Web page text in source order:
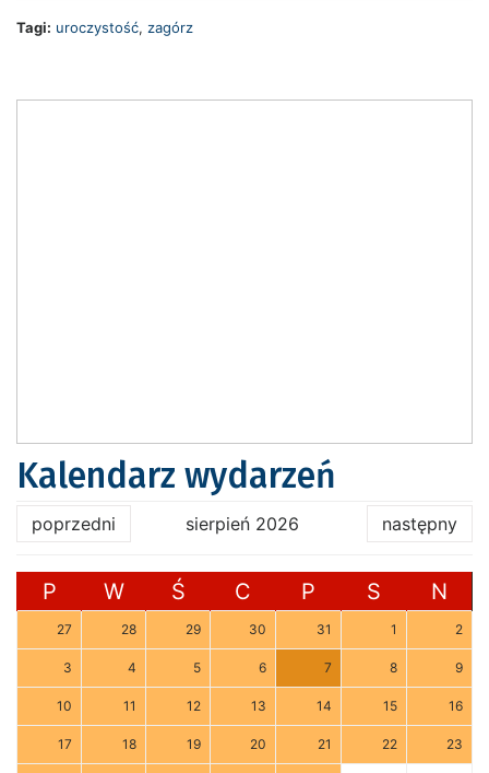
Tagi: uroczystość, zagórz
Kalendarz wydarzeń
poprzedni sierpień 2026 następny
P W Ś C P S N
27 28 29 30 31 1 2
3 4 5 6 7 8 9
10 11 12 13 14 15 16
17 18 19 20 21 22 23